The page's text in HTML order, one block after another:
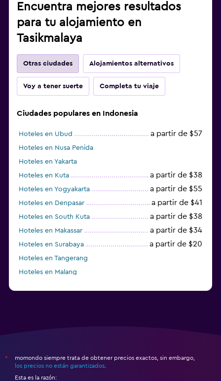
Encuentra mejores resultados
para tu alojamiento en
Tasikmalaya
Otras ciudades Alojamientos alternativos
Voy a tener suerte Completa tu viaje
Ciudades populares en Indonesia
Hoteles en Ubud a partir de $57
Hoteles en Nusa Penida
Hoteles en Yakarta
Hoteles en Kuta
a partir de $38
Hoteles en Yogyakarta a partir de $55
Hoteles en Denpasar a partir de $41
Hoteles en South Kuta a partir de $38
Hoteles en Makassar a partir de $34
Hoteles en Surabaya a partir de $20
Hoteles en Tangerang
Hoteles en Malang
*
momondo siempre trata de obtener precios exactos, sin embargo,
los precios no están garantizados
Esta es la razón: